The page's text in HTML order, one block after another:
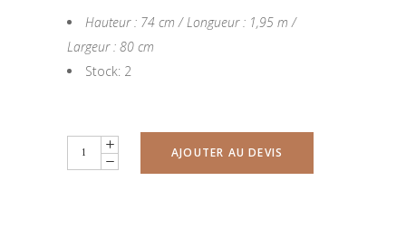
Hauteur : 74 cm / Longueur : 1,95 m /
Largeur : 80 cm
Stock: 2
Canapé
Chesterfield
AJOUTER AU DEVIS